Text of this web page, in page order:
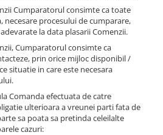
Cumparatorul consimte ca toate
necesare procesului de cumparare,
la data plasarii Comenzii.
Cumparatorul consimte ca
prin orice mijloc disponibil /
situatie in care este necesara
Comanda efectuata de catre
ulterioara a vreunei parti fata de
sa poata sa pretinda celeilalte
cazuri: